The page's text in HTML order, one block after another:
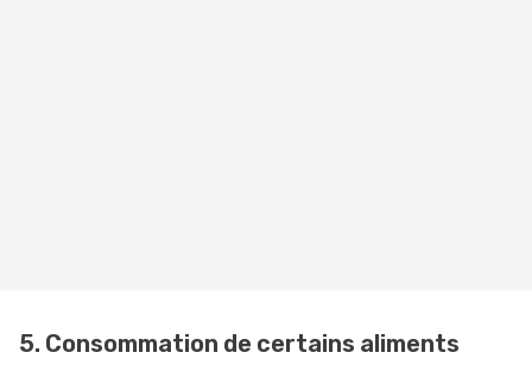
5. Consommation de certains aliments